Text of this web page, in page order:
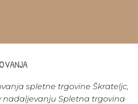
spletne trgovine Škrateljc,
nadaljevanju Spletna trgovina